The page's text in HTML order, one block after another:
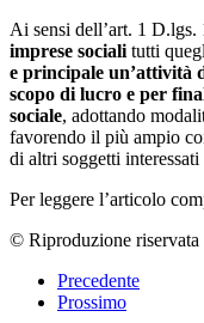
Ai sensi dell’art. 1
imprese sociali tutti
e principale un’attività
scopo di lucro e per
sociale, adottando
favorendo il più ampio
di altri soggetti
Per leggere l’articolo
© Riproduzione riservata
Precedente
Prossimo